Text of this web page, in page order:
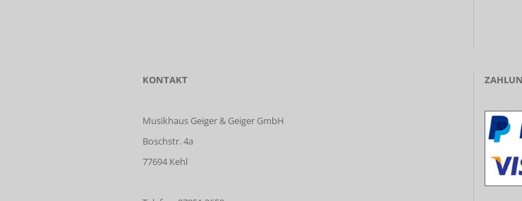
KONTAKT
Musikhaus Geiger & Geiger GmbH
Boschstr. 4a
77694 Kehl